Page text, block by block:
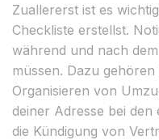
Zuallererst ist es
Checkliste erstellst.
während und nach
müssen. Dazu gehören
Organisieren von
deiner Adresse bei
die Kündigung von